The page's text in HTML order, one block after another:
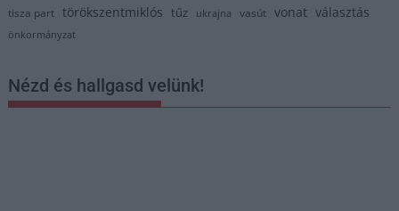
tisza part törökszentmiklós tűz ukrajna vasút vonat választás
önkormányzat
Nézd és hallgasd velünk!